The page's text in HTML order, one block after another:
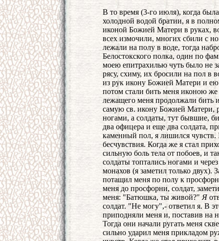
В то время (3-го июля), когда
холодной водой братии, я в
иконой Божией Матери в руках,
всех измочили, многих сбили с
лежали на полу в воде, тогда
Белостокского полка, один по
моею епитрахилью чуть было не
рясу, схиму, их бросили на пол в
из рук икону Божией Матери и ею
потом стали бить меня иконою
лежащего меня продолжали бить
самую св. икону Божией Матери,
ногами, а солдаты, тут бывшие,
два офицера и еще два солдата,
каменный пол, я лишился чувств.
бесчувствия. Когда же я стал
сильную боль тела от побоев, и
солдаты топтались ногами и
монахов (я заметил только двух).
потащил меня по полу к
меня до просфорни, солдат,
меня: "Батюшка, ты живой?" Я
солдат. "Не могу",- ответил я. В
приподняли меня и, поставив на
Тогда они начали ругать меня
сильно ударил меня прикладом